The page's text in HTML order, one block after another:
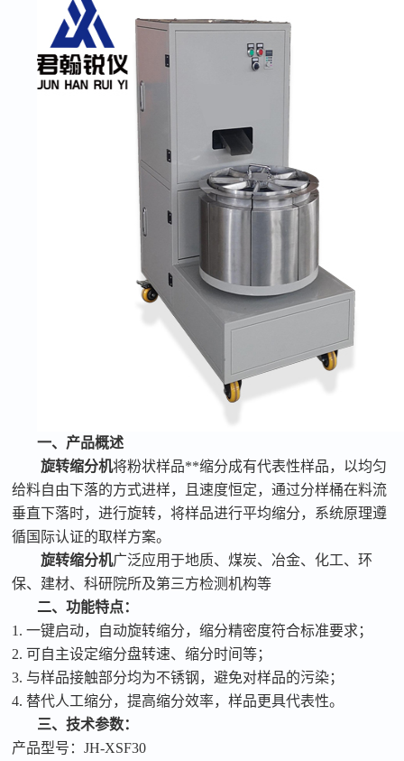
一、 产品概述
旋转缩分机将粉状样品**缩分成有代表性样品，以均匀
给料自由下落的方式进样，且速度恒定，通过分样桶在料流
垂直下落时，进行旋转，将样品进行平均缩分，系统原理遵
循国际认证的取样方案。
旋转缩分机广泛应用于地质、煤炭、冶金、化工、环
保、建材、科研院所及第三方检测机构等
二、功能特点：
1.一键启动，自动旋转缩分，缩分精密度符合标准要求；
2. 可自主设定缩分盘转速、缩分时间等；
3. 与样品接触部分均为不锈钢，避免对样品的污染；
4. 替代人工缩分，提高缩分效率，样品更具代表性。
三、技术参数：
产品型号：JH-XSF30